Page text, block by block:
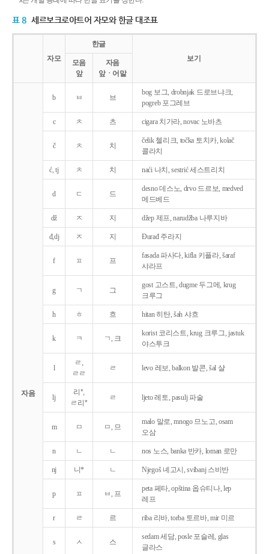
표 8 세르보크로아트어 자모와 한글 대조표
자모
한글
보기
모음
앞
자음
앞ㆍ어말
자음
b ㅂ 브
bog 보그, drobnjak 드로브냐크,
pogreb 포그레브
c ㅊ 츠 cigara 치가라, novac 노바츠
č ㅊ 치
čelik 첼리크, točka 토치카, kolač
콜라치
ć, tj ㅊ 치 naći 나치, sestrić 세스트리치
d ㄷ 드
desno 데스노, drvo 드르보, medved
메드베드
dž ㅈ 지 džep 제프, narudžba 나루지바
đ,dj ㅈ 지 Ðurađ 주라지
f ㅍ 프
fasada 파사다, kifla 키플라, šaraf
샤라프
g ㄱ 그
gost 고스트, dugme 두그메, krug
크루그
h ㅎ 흐 hitan 히탄, šah 샤흐
k ㅋ ㄱ, 크
korist 코리스트, krug 크루그, jastuk
야스투크
l
ㄹ,
ㄹㄹ
ㄹ levo 레보, balkon 발콘, šal 샬
lj
리*,
ㄹ리*
ㄹ ljeto 레토, pasulj 파술
m ㅁ ㅁ, 므
malo 말로, mnogo 므노고, osam
오삼
n ㄴ ㄴ nos 노스, banka 반카, loman 로만
nj 니* ㄴ Njegoš 녜고시, svibanj 스비반
p ㅍ ㅂ, 프
peta 페타, opština 옵슈티나, lep
레프
r ㄹ 르 riba 리바, torba 토르바, mir 미르
s ㅅ 스
sedam 세담, posle 포슬레, glas
글라스